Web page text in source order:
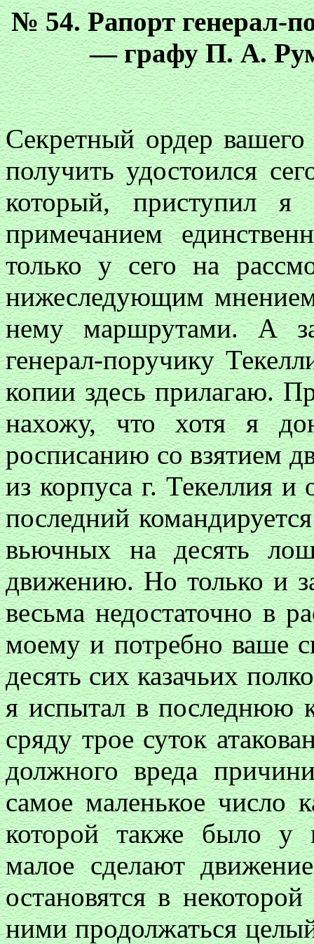
№ 54. Рапорт генерал-
— графу П. А.
Секретный ордер вашего
получить удостоился
который, приступил я
примечанием
только у сего на
нижеследующим
нему маршрутами. А
генерал-поручику
копии здесь прилагаю.
нахожу, что хотя я
росписанию со взятием
из корпуса г. Текеллия
последний
вьючных на десять
движению. Но только и
весьма недостаточно в
моему и потребно ваше
десять сих казачьих
я испытал в последнюю
сряду трое суток
должного вреда
самое маленькое число
которой также было у
малое сделают
остановятся в
ними продолжаться